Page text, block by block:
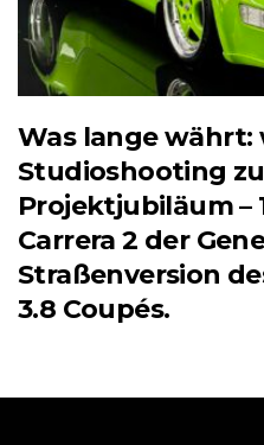
Was lange währt:
Studioshooting
Projektjubiläum –
Carrera 2 der
Straßenversion
3.8 Coupés.